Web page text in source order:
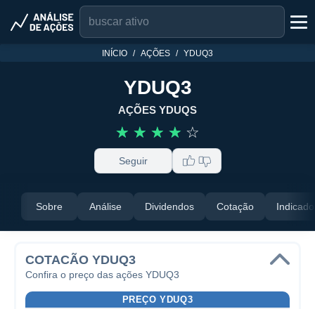
INÍCIO AÇÕES YDUQ3
YDUQ3
AÇÕES YDUQS
☆ ☆ ☆ ☆ ☆
Seguir
Sobre Análise Dividendos Cotação
COTACÃO YDUQ3
Confira o preço das ações YDUQ3
PREÇO YDUQ3